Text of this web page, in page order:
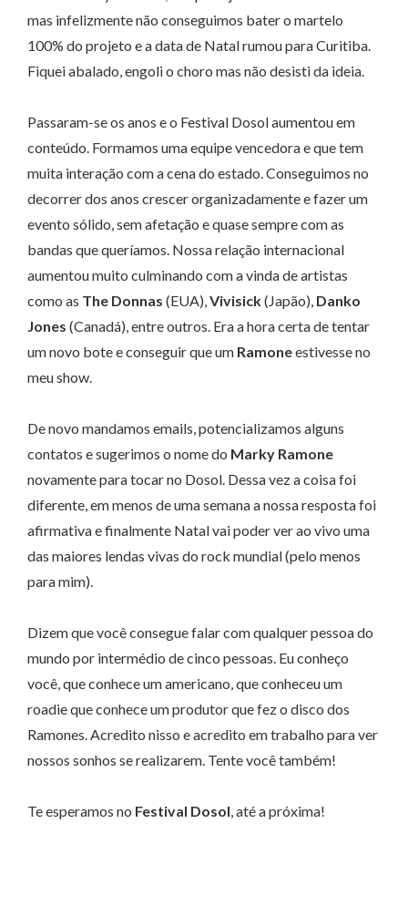
mas infelizmente não conseguimos bater o martelo
100% do projeto e a data de Natal rumou para Curitiba.
Fiquei abalado, engoli o choro mas não desisti da ideia.
Passaram-se os anos e o Festival Dosol aumentou em
conteúdo. Formamos uma equipe vencedora e que tem
muita interação com a cena do estado. Conseguimos no
decorrer dos anos crescer organizadamente e fazer um
evento sólido, sem afetação e quase sempre com as
bandas que queríamos. Nossa relação internacional
aumentou muito culminando com a vinda de artistas
como as The Donnas (EUA),Vivisick(Japão), Danko
Jones (Canadá), entre outros. Era a hora certa de tentar
um novo bote e conseguir que um Ramoneestivesse no
meu show.
De novo mandamos emails, potencializamos alguns
contatos e sugerimos o nome do Marky Ramone
novamente para tocar no Dosol. Dessa vez a coisa foi
diferente, em menos de uma semana a nossa resposta foi
afirmativa e finalmente Natal vai poder ver ao vivo uma
das maiores lendas vivas do rock mundial (pelo menos
para mim).
Dizem que você consegue falar com qualquer pessoa do
mundo por intermédio de cinco pessoas. Eu conheço
você, que conhece um americano, que conheceu um
roadie que conhece um produtor que fez o disco dos
Ramones. Acredito nisso e acredito em trabalho para ver
nossos sonhos se realizarem. Tente você também!
Te esperamos no Festival Dosol, até a próxima!